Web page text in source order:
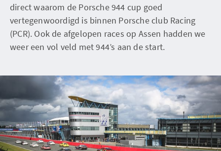
direct waarom de Porsche 944 cup goed
vertegenwoordigd is binnen Porsche club Racing
(PCR). Ook de afgelopen races op Assen hadden we
weer een vol veld met 944’s aan de start.